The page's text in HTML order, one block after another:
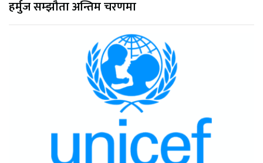
हर्मुज सम्झौता अन्तिम चरणमा